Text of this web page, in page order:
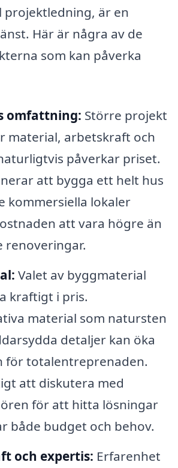
är en
Här är några av de
som kan påverka
omfattning: Större projekt
material, arbetskraft och
påverkar priset.
att bygga ett helt hus
kommersiella lokaler
att vara högre än
renoveringar.
Valet av byggmaterial
kraftigt i pris.
material som natursten
detaljer kan öka
för totalentreprenaden.
att diskutera med
för att hitta lösningar
både budget och behov.
och expertis: Erfarenhet